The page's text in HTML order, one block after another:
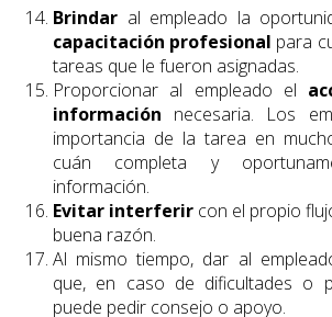
Brindar al empleado la
capacitación profesional para
tareas que le fueron asignadas.
Proporcionar al empleado el
información necesaria. Los
importancia de la tarea en
cuán completa y
información.
Evitar interferir con el propio
buena razón.
Al mismo tiempo, dar al
que, en caso de dificultades o
puede pedir consejo o apoyo.